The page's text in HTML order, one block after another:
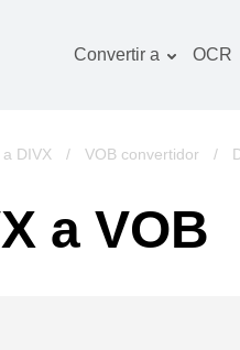
Convertir a
Imagines
Libros
OCR
DIVX / VOB convertidor /
a VOB